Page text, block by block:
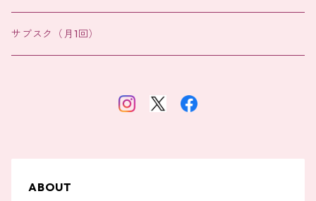
バッグチャーム
サブスク（月1回）
ABOUT